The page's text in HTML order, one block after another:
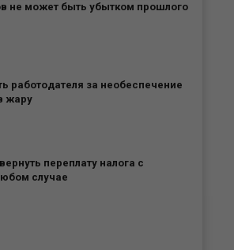
не может быть убытком прошлого
работодателя за необеспечение
жару
переплату налога с
случае